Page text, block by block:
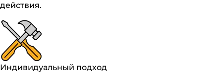
действия.
Индивидуальный подход